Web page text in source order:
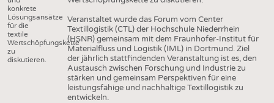
konkrete
Lösungsansätze
für die
textile
Wertschöpfungskette
zu
diskutieren.
Veranstaltet wurde das Forum vom Center
Textillogistik (CTL) der Hochschule Niederrhein
(HSNR) gemeinsam mit dem Fraunhofer-Institut für
Materialfluss und Logistik (IML) in Dortmund. Ziel
der jährlich stattfindenden Veranstaltung ist es, den
Austausch zwischen Forschung und Industrie zu
stärken und gemeinsam Perspektiven für eine
leistungsfähige und nachhaltige Textillogistik zu
entwickeln.